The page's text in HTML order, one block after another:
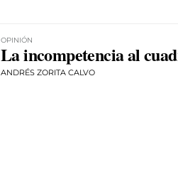
OPINIÓN
La incompetencia al
ANDRÉS ZORITA CALVO